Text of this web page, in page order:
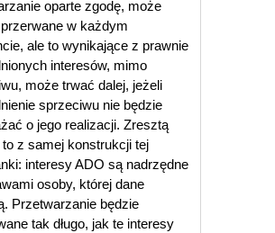
oparte zgodę, może
w każdym
ale to wynikające z prawnie
interesów, mimo
może trwać dalej, jeżeli
sprzeciwu nie będzie
o jego realizacji. Zresztą
z samej konstrukcji tej
interesy ADO są nadrzędne
osoby, której dane
Przetwarzanie będzie
tak długo, jak te interesy